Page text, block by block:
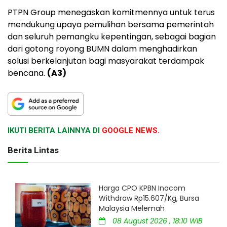
PTPN Group menegaskan komitmennya untuk terus
mendukung upaya pemulihan bersama pemerintah
dan seluruh pemangku kepentingan, sebagai bagian
dari gotong royong BUMN dalam menghadirkan
solusi berkelanjutan bagi masyarakat terdampak
bencana. (A3)
IKUTI BERITA LAINNYA DI GOOGLE NEWS.
Berita Lintas
Harga CPO KPBN Inacom
Withdraw Rp15.607/Kg, Bursa
Malaysia Melemah
08 August 2026 , 18:10 WIB